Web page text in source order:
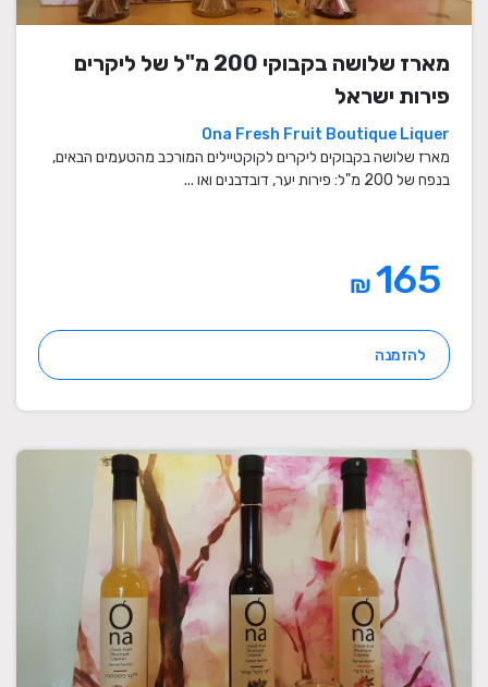
מארז שלושה בקבוקי 200 מ"ל של ליקרים
פירות ישראל
Ona Fresh Fruit Boutique Liquer
מארז שלושה בקבוקים ליקרים לקוקטיילים המורכב מהטעמים הבאים,
בנפח של 200 מ"ל: פירות יער, דובדבנים ואו ...
₪
להזמנה